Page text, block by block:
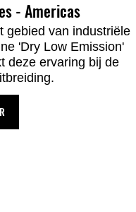
- Americas
gebied van industriële
'Dry Low Emission'
deze ervaring bij de